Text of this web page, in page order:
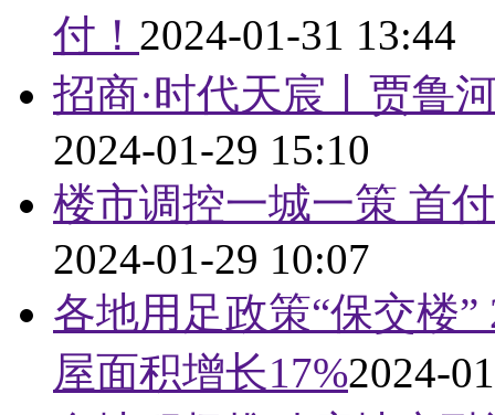
付！ 2024-01-31 13:44
招商·时代天宸丨贾鲁
2024-01-29 15:10
楼市调控一城一策 首
2024-01-29 10:07
各地用足政策“保交楼
屋面积增长17%2024-